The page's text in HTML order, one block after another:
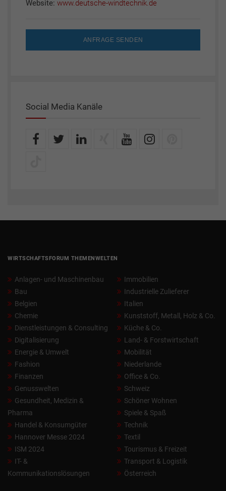
Website: www.deutsche-windtechnik.de
ANFRAGE SENDEN
Social Media Kanäle
WIRTSCHAFTSFORUM THEMENWELTEN
Anlagen- und Maschinenbau
Bau
Belgien
Chemie
Dienstleistungen & Consulting
Digitalisierung
Energie & Umwelt
Fashion
Finanzen
Genusswelten
Gesundheit, Medizin &
Pharma
Handel & Konsumgüter
Hannover Messe 2024
ISM 2024
IT- &
Kommunikationslösungen
Immobilien
Industrielle Zulieferer
Italien
Kunststoff, Metall, Holz & Co.
Küche & Co.
Land- & Forstwirtschaft
Mobilität
Niederlande
Office & Co.
Schweiz
Schöner Wohnen
Spiele & Spaß
Technik
Textil
Tourismus & Freizeit
Transport & Logistik
Österreich